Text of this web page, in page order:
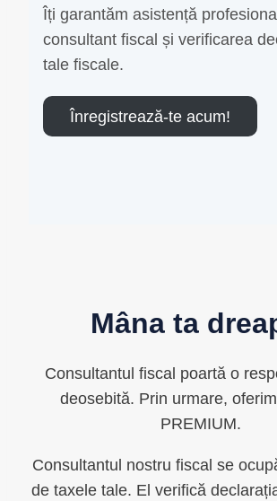
Îți garantăm asistență
consultant fiscal și verificarea
tale fiscale.
Înregistrează-te acum!
Mâna ta
Consultantul fiscal poartă o
deosebită. Prin urmare,
PREMIUM.
Consultantul nostru fiscal se
de taxele tale. El verifică